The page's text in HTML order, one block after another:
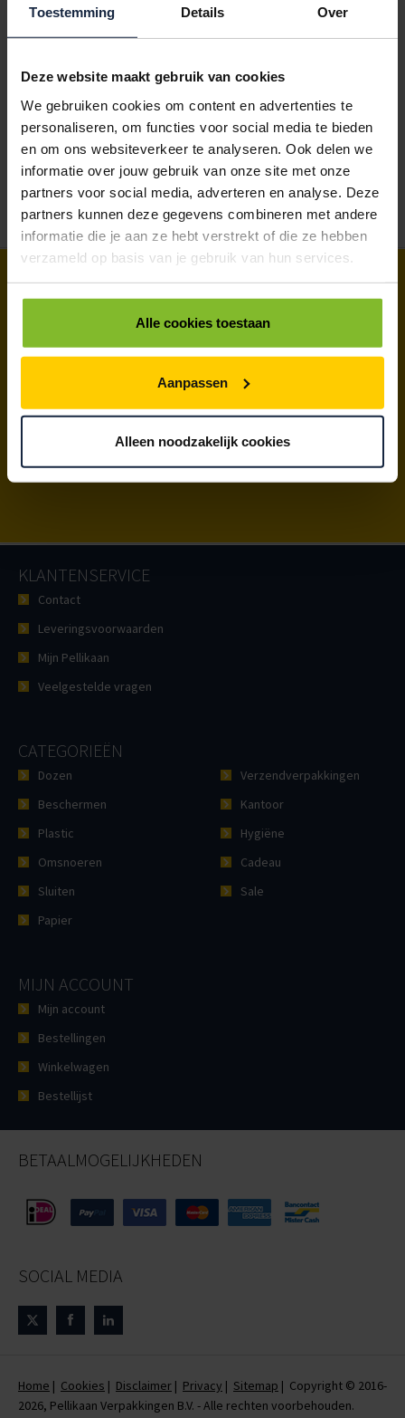
Toestemming Details Over
Deze website maakt gebruik van cookies
We gebruiken cookies om content en advertenties te
personaliseren, om functies voor social media te bieden
en om ons websiteverkeer te analyseren. Ook delen we
informatie over jouw gebruik van onze site met onze
partners voor social media, adverteren en analyse. Deze
partners kunnen deze gegevens combineren met andere
informatie die je aan ze hebt verstrekt of die ze hebben
verzameld op basis van je gebruik van hun services.
Alle cookies toestaan
Aanpassen
Alleen noodzakelijk cookies
" Alleen maar lof voor de klantvriendelijkheid van Pellikaan
Verpakkingen. Vanaf de eerste kennismaking, het uitwerken
verpakkingen. Mensen die begrijpen dat relaties niet alleem
om prijs draait, maar dat het contact en de kwaliteit van
doorslaggevende waarde kunnen zijn. Samen hebben we een
prachtig eindresultaat neer weten te zetten waarmee we vol
trots ons eindproduct bij de klant kunnen afleveren.”
VRAAG EEN OFFERTE
AAN
OF NEEM CONTACT
MET ONS OP.
PELLIKAAN VERPAKKINGEN - INFO@PELLIKAAN.NL - 0184 416566
KLANTENSERVICE
Contact
Leveringsvoorwaarden
Mijn Pellikaan
Veelgestelde vragen
CATEGORIEËN
Dozen
Beschermen
Plastic
Omsnoeren
Sluiten
Papier
Verzendverpakkingen
Kantoor
Hygiëne
Cadeau
Sale
MIJN ACCOUNT
Mijn account
Bestellingen
Winkelwagen
Bestellijst
BETAALMOGELIJKHEDEN
SOCIAL MEDIA
Home | Cookies | Disclaimer | Privacy | Sitemap | Copyright © 2016-
2026, Pellikaan Verpakkingen B.V. - Alle rechten voorbehouden.